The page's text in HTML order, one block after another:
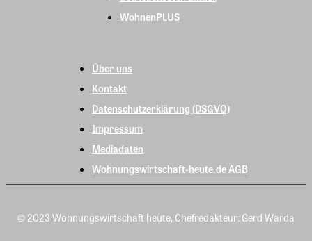
WohnenPLUS
Über uns
Kontakt
Datenschutzerklärung (DSGVO)
Impressum
Mediadaten
Wohnungswirtschaft-heute.de AGB
© 2023 Wohnungswirtschaft heute, Chefredakteur: Gerd Warda